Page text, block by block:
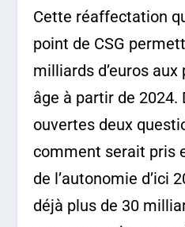
Cette réaffectation
point de CSG
milliards d’euros
âge à partir de 2024.
ouvertes deux
comment serait pris
de l’autonomie d’ici
déjà plus de 30